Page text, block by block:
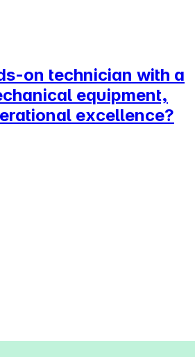
on technician with a
equipment,
excellence?